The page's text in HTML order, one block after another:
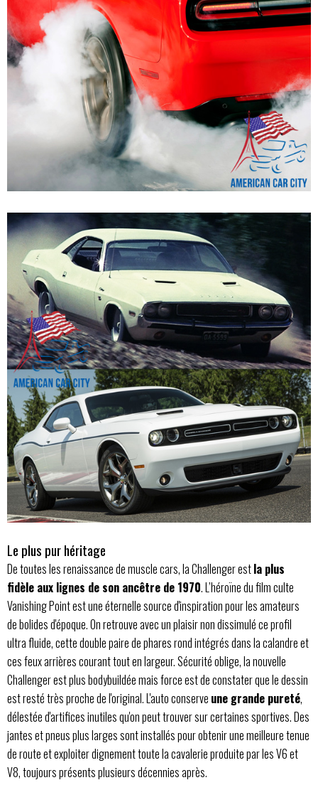
Le plus pur héritage
De toutes les renaissance de muscle cars, la Challenger estla plus
fidèle aux lignes de son ancêtre de 1970. L’héroïne du film culte
Vanishing Point est une éternelle source d'inspiration pour les amateurs
de bolides d'époque. On retrouve avec un plaisir non dissimulé ce profil
ultra fluide, cette double paire de phares rond intégrés dans la calandre et
ces feux arrières courant tout en largeur. Sécurité oblige, la nouvelle
Challenger est plus bodybuildée mais force est de constater que le dessin
est resté très proche de l'original. L'auto conserve une grande pureté,
délestée d'artifices inutiles qu'on peut trouver sur certaines sportives. Des
jantes et pneus plus larges sont installés pour obtenir une meilleure tenue
de route et exploiter dignement toute la cavalerie produite par les V6 et
V8, toujours présents plusieurs décennies après.